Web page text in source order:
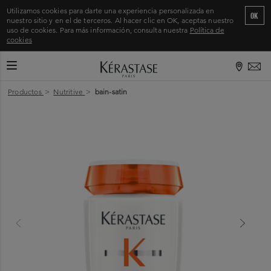
Utilizamos cookies para darte una experiencia personalizada en
nuestro sitio y en el de terceros. Al hacer clic en OK, aceptas nuestro
uso de cookies. Para más información, consulta nuestra Política de
cookies
OK
CAMBIAR MODO DE NAVEGACIÓN
Productos > Nutritive > bain-satin